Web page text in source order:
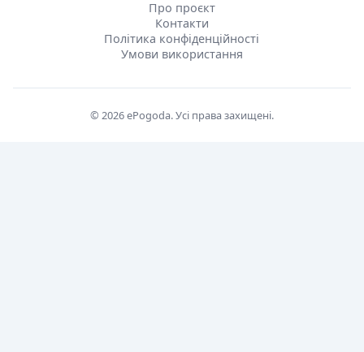
Про проєкт
Контакти
Політика конфіденційності
Умови використання
© 2026 ePogoda. Усі права захищені.